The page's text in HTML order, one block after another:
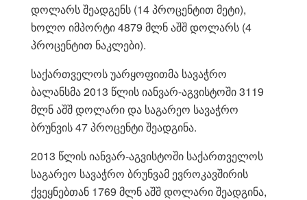
დოლარს შეადგენს (14 პროცენტით მეტი),
ხოლო იმპორტი 4879 მლნ აშშ დოლარს (4
პროცენტით ნაკლები).
საქართველოს უარყოფითმა სავაჭრო
ბალანსმა 2013 წლის იანვარ-აგვისტოში 3119
მლნ აშშ დოლარი და საგარეო სავაჭრო
ბრუნვის 47 პროცენტი შეადგინა.
2013 წლის იანვარ-აგვისტოში საქართველოს
საგარეო სავაჭრო ბრუნვამ ევროკავშირის
ქვეყნებთან 1769 მლნ აშშ დოლარი შეადგინა,